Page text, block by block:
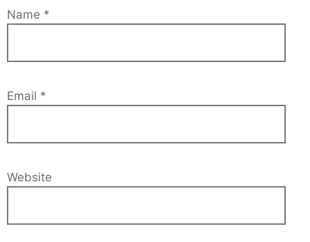
Name *
Email *
Website